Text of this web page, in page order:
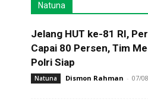
Natuna
Jelang HUT ke-81 RI,
Capai 80 Persen, Tim
Polri Siap
Natuna Dismon Rahman - 07/